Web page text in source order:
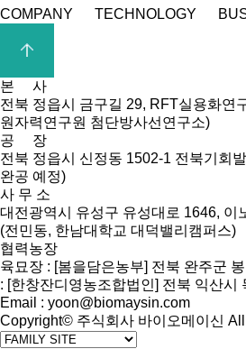
COMPANY TECHNOLOGY
본 사
전북 정읍시 금구길 29, RFT실용화연
원자력연구원 첨단방사선연구소)
공 장
전북 정읍시 신정동 1502-1 전북기회
완공 예정)
사 무 소
대전광역시 유성구 유성대로 1646, 이
(전민동, 한남대학교 대덕밸리캠퍼스)
협력농장
육묘장 : [봄을담은농부] 전북 완주군
: [한창잔디영농조합법인] 전북 익산시
Email : yoon@biomaysin.com
Copyright© 주식회사 바이오메이신